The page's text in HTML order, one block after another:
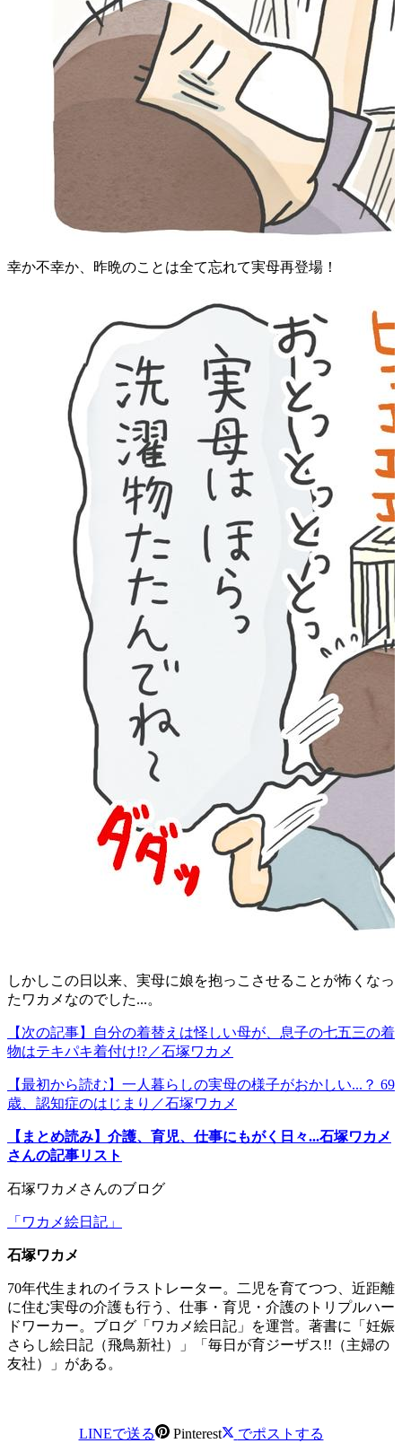
幸か不幸か、昨晩のことは全て忘れて実母再登場！
しかしこの日以来、実母に娘を抱っこさせることが怖くなっ
たワカメなのでした...。
【次の記事】自分の着替えは怪しい母が、息子の七五三の着
物はテキパキ着付け!?／石塚ワカメ
【最初から読む】一人暮らしの実母の様子がおかしい...？ 69
歳、認知症のはじまり／石塚ワカメ
【まとめ読み】介護、育児、仕事にもがく日々...石塚ワカメ
さんの記事リスト
石塚ワカメさんのブログ
「ワカメ絵日記」
石塚ワカメ
70年代生まれのイラストレーター。二児を育てつつ、近距離
に住む実母の介護も行う、仕事・育児・介護のトリプルハー
ドワーカー。ブログ「ワカメ絵日記」を運営。著書に「妊娠
さらし絵日記（飛鳥新社）」「毎日が育ジーザス!!（主婦の
友社）」がある。
LINEで送る Pinterest でポストする